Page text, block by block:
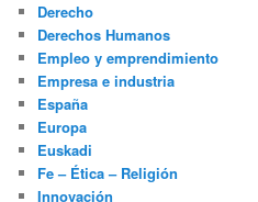
Derecho
Derechos Humanos
Empleo y emprendimiento
Empresa e industria
España
Europa
Euskadi
Fe – Ética – Religión
Innovación